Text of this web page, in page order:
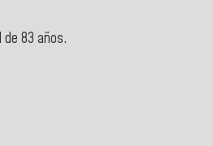
de 83 años.